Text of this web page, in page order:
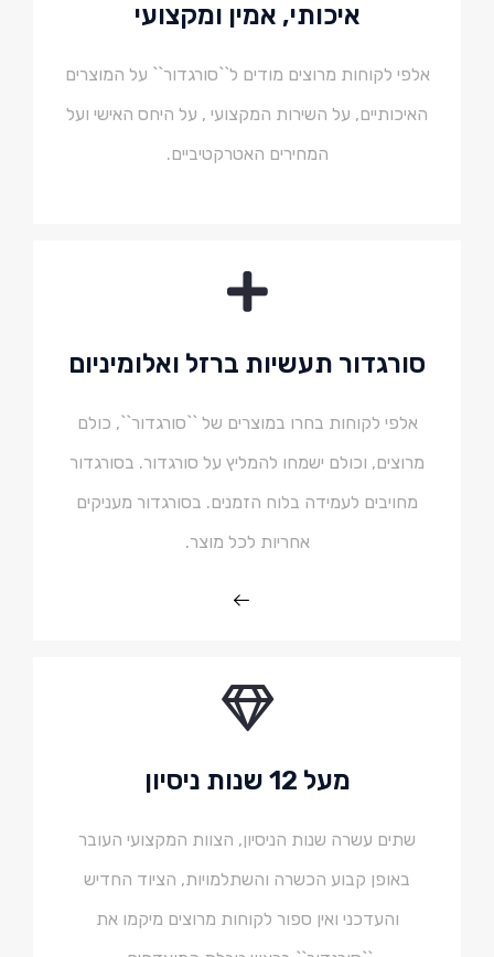
איכותי, אמין ומקצועי
אלפי לקוחות מרוצים מודים ל``סורגדור`` על המוצרים
האיכותיים, על השירות המקצועי , על היחס האישי ועל
המחירים האטרקטיביים.
סורגדור תעשיות ברזל ואלומיניום
אלפי לקוחות בחרו במוצרים של ``סורגדור``, כולם
מרוצים, וכולם ישמחו להמליץ על סורגדור. בסורגדור
מחויבים לעמידה בלוח הזמנים. בסורגדור מעניקים
אחריות לכל מוצר.
מעל 12 שנות ניסיון
שתים עשרה שנות הניסיון, הצוות המקצועי העובר
באופן קבוע הכשרה והשתלמויות, הציוד החדיש
והעדכני ואין ספור לקוחות מרוצים מיקמו את